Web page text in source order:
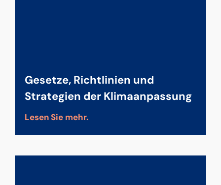
Gesetze, Richtlinien und
Strategien der Klimaanpassung
Lesen Sie mehr.